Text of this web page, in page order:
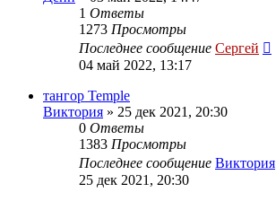
1 Ответы
1273 Просмотры
Последнее сообщение Сергей
04 май 2022, 13:17
тангор Temple
Виктория » 25 дек 2021, 20:30
0 Ответы
1383 Просмотры
Последнее сообщение Виктория
25 дек 2021, 20:30